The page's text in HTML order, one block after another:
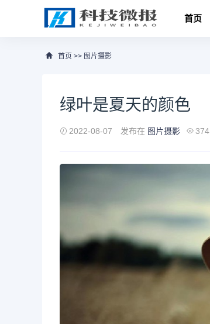
首页
首页 >> 图片摄影
绿叶是夏天的颜色
2022-08-07 发布在 图片摄影 374